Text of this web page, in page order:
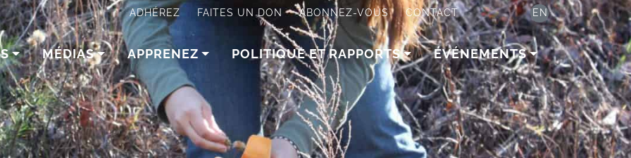
ADHÉREZ FAITES UN DON ABONNEZ-VOUS CONTACT EN
MÉDIAS APPRENEZ POLITIQUE ET RAPPORTS ÉVÉNEMENTS